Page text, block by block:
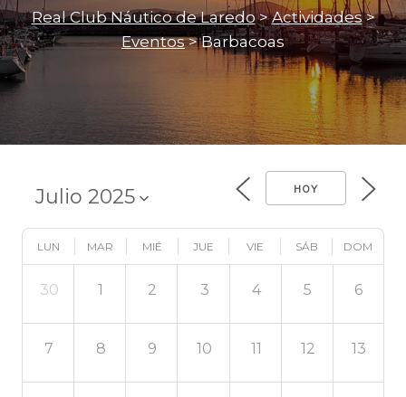
Real Club Náutico de Laredo>Actividades>
Eventos>Barbacoas
HOY
LUN MAR MIÉ JUE VIE SÁB DOM
30 1 2 3 4 5 6
7 8 9 10 11 12 13